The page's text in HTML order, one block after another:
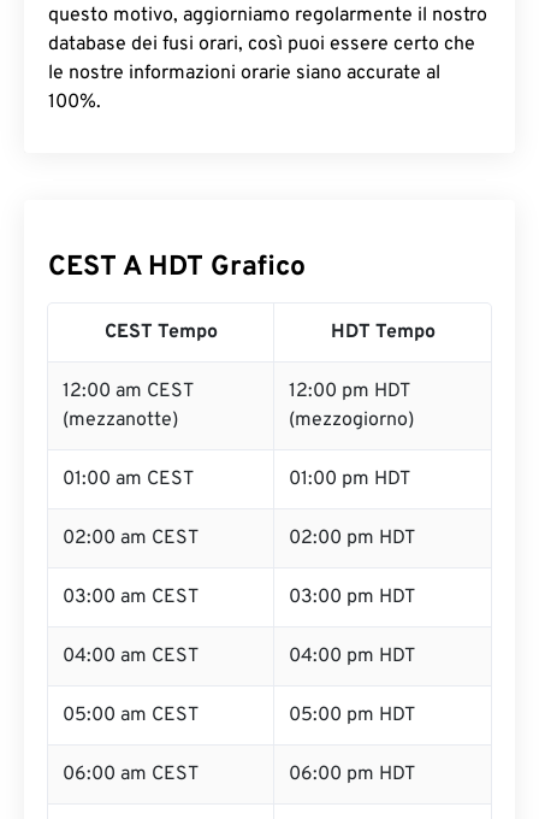
questo motivo, aggiorniamo regolarmente il nostro
database dei fusi orari, così puoi essere certo che
le nostre informazioni orarie siano accurate al
100%.
CEST A HDT Grafico
CEST Tempo HDT Tempo
12:00 am CEST
(mezzanotte)
12:00 pm HDT
(mezzogiorno)
01:00 am CEST 01:00 pm HDT
02:00 am CEST 02:00 pm HDT
03:00 am CEST 03:00 pm HDT
04:00 am CEST 04:00 pm HDT
05:00 am CEST 05:00 pm HDT
06:00 am CEST 06:00 pm HDT